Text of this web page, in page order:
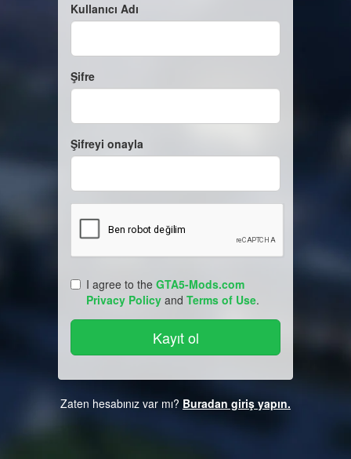
Kullanıcı Adı
Şifre
Şifreyi onayla
I agree to the GTA5-Mods.com
Privacy Policy and Terms of Use.
Zaten hesabınız var mı? Buradan giriş yapın.